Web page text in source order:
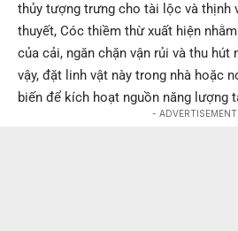
thủy tượng trưng cho tài lộc và thịnh
thuyết, Cóc thiềm thừ xuất hiện
của cải, ngăn chặn vận rủi và thu
vậy, đặt linh vật này trong nhà hoặc
biến để kích hoạt nguồn năng lượng
-